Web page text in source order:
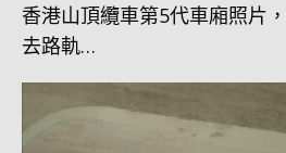
香港山頂纜車第5代車廂照片
去路軌…